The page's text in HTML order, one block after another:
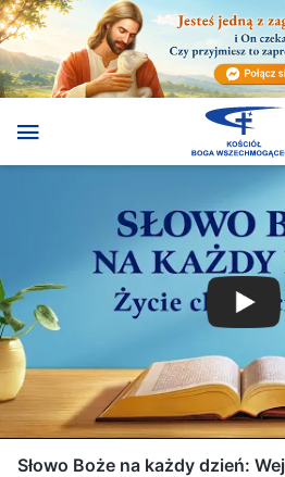
Słowo Boże na każdy dzień: